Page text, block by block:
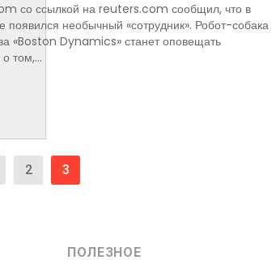
со ссылкой на reuters.com сообщил, что в
появился необычный «сотрудник». Робот-собака
«Boston Dynamics» станет оповещать
том,...
2 3
ПОЛЕЗНОЕ